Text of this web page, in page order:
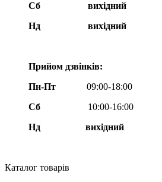
Сб
вихідний
Нд
вихідний
Прийом дзвінків:
Пн-Пт
09:00-18:00
Сб
10:00-16:00
Нд вихідний
Каталог товарів